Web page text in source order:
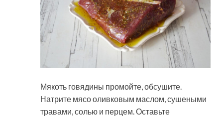
Мякоть говядины промойте, обсушите.
Натрите мясо оливковым маслом, сушеными
травами, солью и перцем. Оставьте